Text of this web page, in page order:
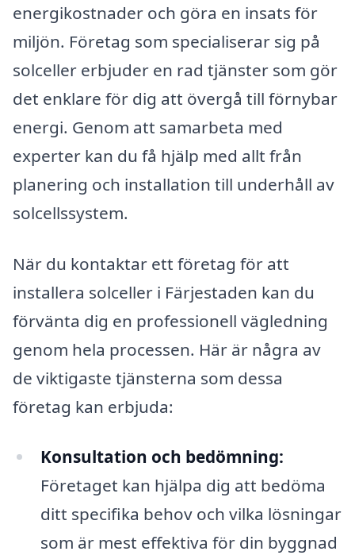
energikostnader och göra en insats för
miljön. Företag som specialiserar sig på
solceller erbjuder en rad tjänster som gör
det enklare för dig att övergå till förnybar
energi. Genom att samarbeta med
experter kan du få hjälp med allt från
planering och installation till underhåll av
solcellssystem.
När du kontaktar ett företag för att
installera solceller i Färjestaden kan du
förvänta dig en professionell vägledning
genom hela processen. Här är några av
de viktigaste tjänsterna som dessa
företag kan erbjuda:
Konsultation och bedömning:
Företaget kan hjälpa dig att bedöma
ditt specifika behov och vilka lösningar
som är mest effektiva för din byggnad